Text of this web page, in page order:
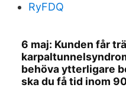
RyFDQ
6 maj: Kunden får
behöva ytterligare
ska du få tid inom